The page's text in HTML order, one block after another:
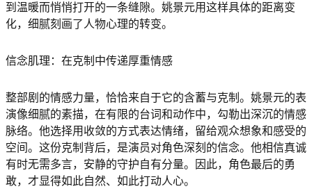
到温暖而悄悄打开的一条缝隙。姚景元用这样具体的距离变
化，细腻刻画了人物心理的转变。
信念肌理：在克制中传递厚重情感
整部剧的情感力量，恰恰来自于它的含蓄与克制。姚景元的表
演像细腻的素描，在有限的台词和动作中，勾勒出深沉的情感
脉络。他选择用收敛的方式表达情绪，留给观众想象和感受的
空间。这份克制背后，是演员对角色深刻的信念。他相信真诚
有时无需多言，安静的守护自有分量。因此，角色最后的勇
敢，才显得如此自然、如此打动人心。